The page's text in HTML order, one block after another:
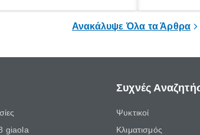
Ανακάλυψε Όλα τα Άρθρα
giaola
Συχνές
Ψυκτικοί
Κλιματισμός